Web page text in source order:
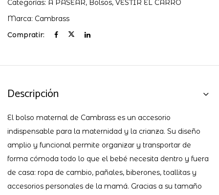
Categorías: A PASEAR, Bolsos, VESTIR EL CARRO
Marca: Cambrass
Compratir:
Descripción
El bolso maternal de Cambrass es un accesorio
indispensable para la maternidad y la crianza. Su diseño
amplio y funcional permite organizar y transportar de
forma cómoda todo lo que el bebé necesita dentro y fuera
de casa: ropa de cambio, pañales, biberones, toallitas y
accesorios personales de la mamá. Gracias a su tamaño